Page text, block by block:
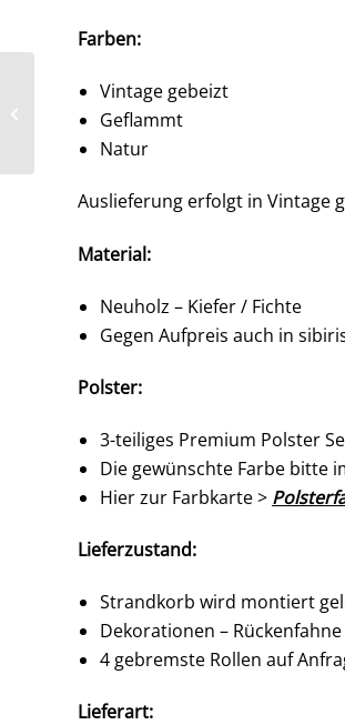
Farben:
Vintage gebeizt
Geflammt
Natur
Auslieferung erfolgt in Vintage
Material:
Neuholz – Kiefer / Fichte
Gegen Aufpreis auch in
Polster:
3-teiliges Premium Polster
Die gewünschte Farbe bitte
Hier zur Farbkarte >
Lieferzustand:
Strandkorb wird montiert
Dekorationen –
4 gebremste Rollen auf
Lieferart:
Regal aus 3 Obstkisten
in weiß – 3
Mittelbretter – Rollen